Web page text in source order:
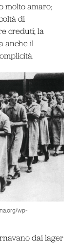
molto amaro;
di
creduti; la
anche il
wp-
dai lager